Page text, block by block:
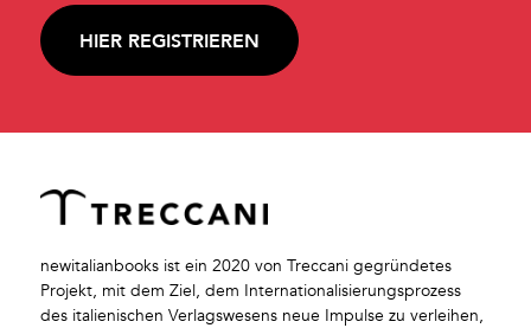
HIER REGISTRIEREN
newitalianbooks ist ein 2020 von Treccani gegründetes
Projekt, mit dem Ziel, dem Internationalisierungsprozess
des italienischen Verlagswesens neue Impulse zu verleihen,